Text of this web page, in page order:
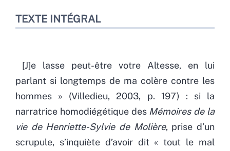
TEXTE INTÉGRAL
[J]e lasse peut-être votre Altesse, en lui
parlant si longtemps de ma colère contre les
hommes » (Villedieu, 2003, p. 197) : si la
narratrice homodiégétique des Mémoires de la
vie de Henriette-Sylvie de Molière, prise d’un
scrupule, s’inquiète d’avoir dit « tout le mal